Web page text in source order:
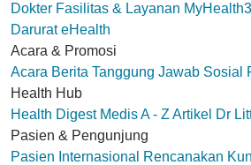
Dokter Fasilitas & Layanan
Darurat eHealth
Acara & Promosi
Acara Berita Tanggung Jawab Sosial
Health Hub
Health Digest Medis A - Z Artikel Dr
Pasien & Pengunjung
Pasien Internasional
Rencanakan